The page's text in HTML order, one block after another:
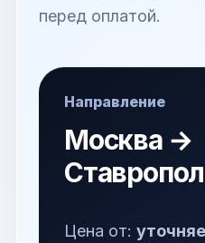
перед оплатой.
Направление
Москва →
Цена от: